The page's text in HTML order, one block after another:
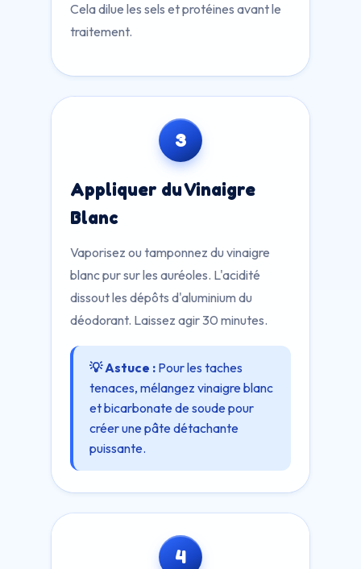
Cela dilue les sels et protéines avant le
traitement.
3
Appliquer du Vinaigre
Blanc
Vaporisez ou tamponnez du vinaigre
blanc pur sur les auréoles. L'acidité
dissout les dépôts d'aluminium du
déodorant. Laissez agir 30 minutes.
💡 Astuce : Pour les taches
tenaces, mélangez vinaigre blanc
et bicarbonate de soude pour
créer une pâte détachante
puissante.
4